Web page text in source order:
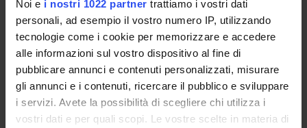
Noi e i nostri 1022 partner trattiamo i vostri dati
personali, ad esempio il vostro numero IP, utilizzando
tecnologie come i cookie per memorizzare e accedere
alle informazioni sul vostro dispositivo al fine di
pubblicare annunci e contenuti personalizzati, misurare
gli annunci e i contenuti, ricercare il pubblico e sviluppare
i servizi. Avete la possibilità di scegliere chi utilizza i
vostri dati e per quali scopi. Le vostre scelte in materia di
COMMISSIONI
UFFICI E STRUTTURE DI SERVIZIO
SERVIZI DI SEGRETERIA STUDENTI
STRUTTURE DEL DIPARTIMENTO